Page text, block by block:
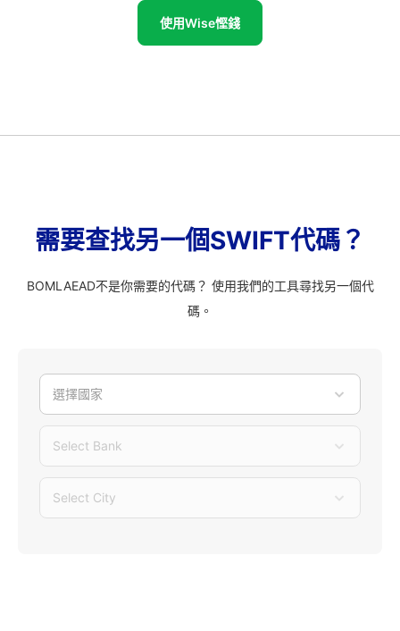
使用Wise慳錢
需要查找另一個SWIFT代碼？
BOMLAEAD不是你需要的代碼？ 使用我們的工具尋找另一個代
碼。
選擇國家
Select Bank
Select City